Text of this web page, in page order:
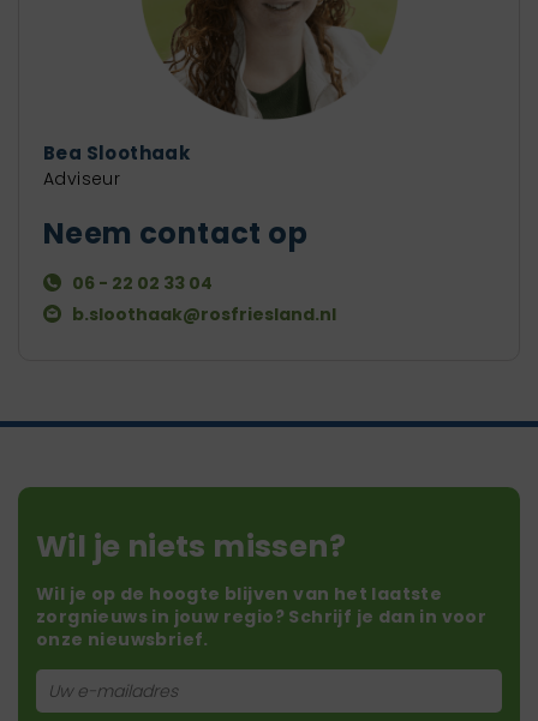
Bea Sloothaak
Adviseur
Neem contact op
06 - 22 02 33 04
b.sloothaak@rosfriesland.nl
Wil je niets missen?
Wil je op de hoogte blijven van het laatste
zorgnieuws in jouw regio? Schrijf je dan in voor
onze nieuwsbrief.